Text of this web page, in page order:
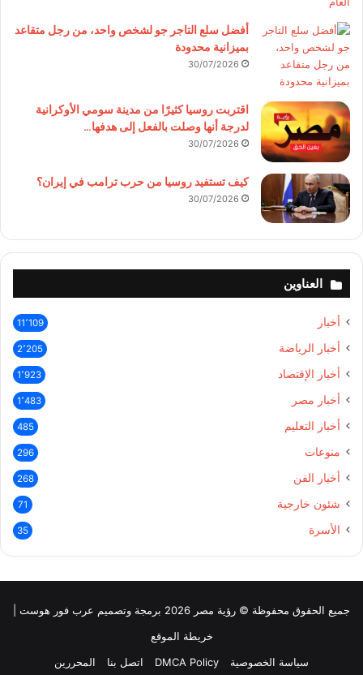
أفضل سلع التاجر جو لشخص واحد، من رجل متقاعد
بميزانية محدودة
30/07/2026
اقتربت روسيا كثيرًا من مدينة سومي الأوكرانية
لدرجة أنها وصلت بالفعل إلى هدفها…
30/07/2026
كيف تستفيد روسيا من حرب ترامب في إيران؟
30/07/2026
العناوين
أخبار 11٬109
أخبار الرياضة 2٬205
أخبار الإقتصاد 1٬923
أخبار مصر 1٬483
أخبار التعليم 485
منوعات 296
أخبار الفن 268
شئون خارجية 71
الأسرة 35
جميع الحقوق محفوظة © رؤية مصر 2026 برمجة وتصميم عرب فور هوست |
خريطة الموقع
سياسة الخصوصية
DMCA Policy اتصل بنا المحررين